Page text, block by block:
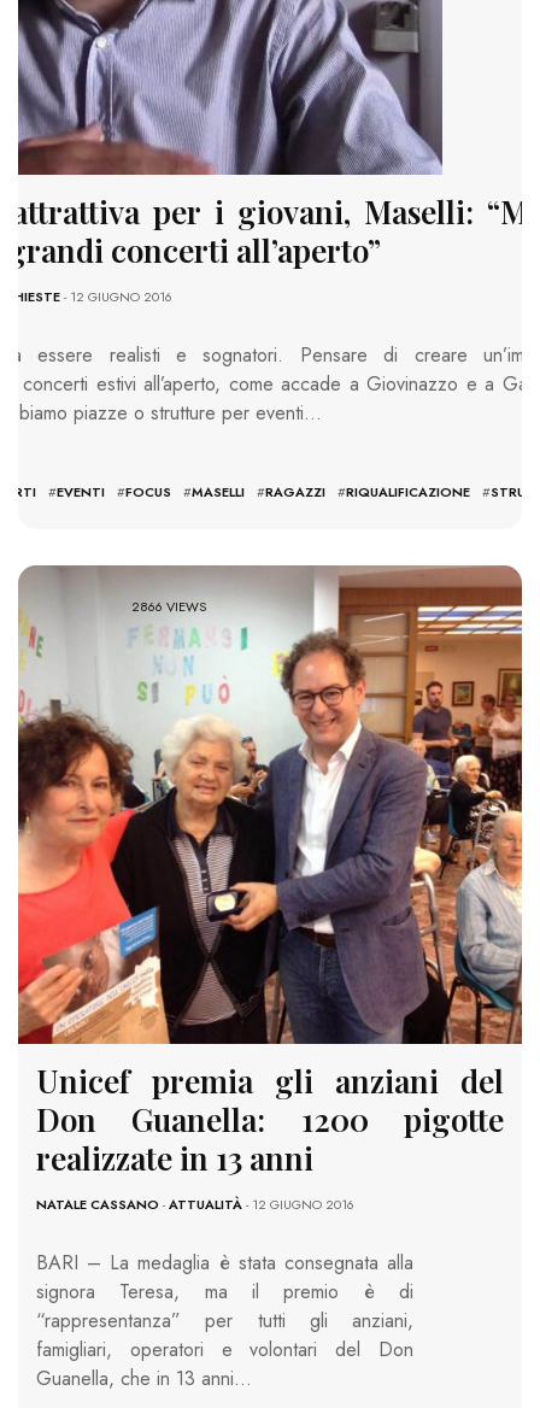
attrattiva per i giovani, Maselli:
concerti all’aperto”
- 12 GIUGNO 2016
essere realisti e sognatori. Pensare di creare
concerti estivi all’aperto, come accade a Giovinazzo e a
piazze o strutture per eventi…
#EVENTI #FOCUS #MASELLI #RAGAZZI #RIQUALIFICAZIONE #
2866 VIEWS
Unicef premia gli anziani del
Don Guanella: 1200 pigotte
realizzate in 13 anni
NATALE CASSANO -ATTUALITÀ- 12 GIUGNO 2016
BARI – La medaglia è stata consegnata alla
signora Teresa, ma il premio è di
“rappresentanza” per tutti gli anziani,
famigliari, operatori e volontari del Don
Guanella, che in 13 anni…